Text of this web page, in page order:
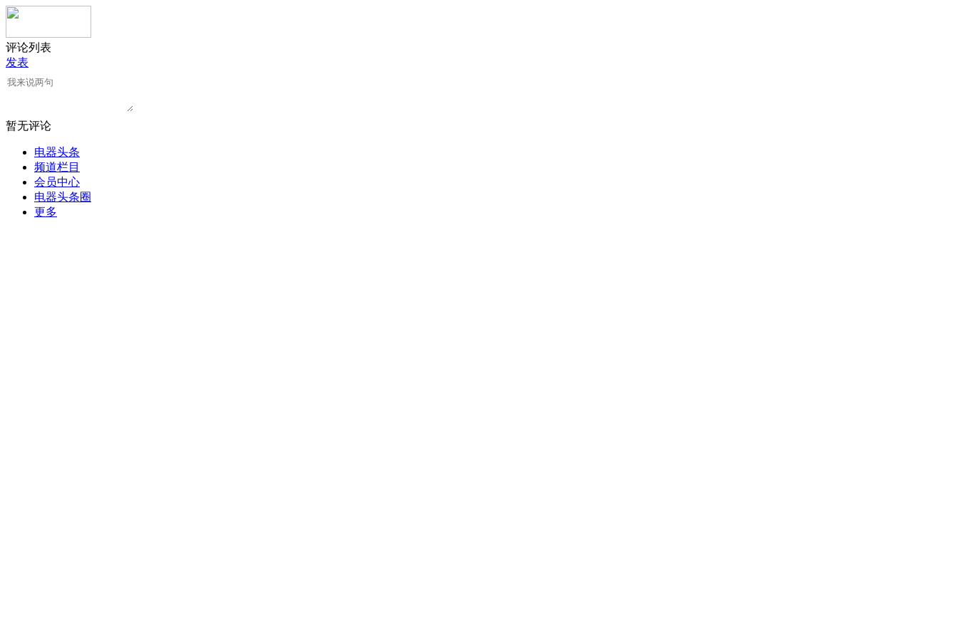
评论列表
发表
暂无评论
电器头条
频道栏目
会员中心
电器头条圈
更多